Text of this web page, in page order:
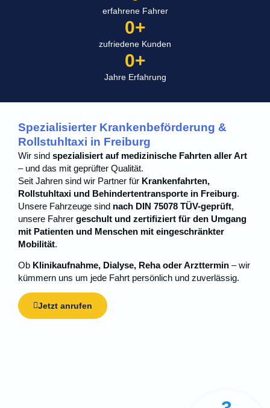
erfahrene Fahrer
zufriedene Kunden
0+
Jahre Erfahrung
0+
Spezialisierter Krankenbeförderung &
Rollstuhltaxi in Freiburg
Wir sind spezialisiert auf medizinische Fahrten aller Art
– und das mit geprüfter Qualität.
Seit Jahren sind wir Partner für Krankenfahrten,
Rollstuhltaxi und Behindertentransporte in Freiburg.
Unsere Fahrzeuge sind nach DIN 75078 TÜV-geprüft,
unsere Fahrer geschult und zertifiziert für den Umgang
mit Patienten und Menschen mit eingeschränkter
Mobilität.
Ob Klinikaufnahme, Dialyse, Reha oder Arzttermin – wir
kümmern uns um jede Fahrt persönlich und zuverlässig.
Jetzt anrufen